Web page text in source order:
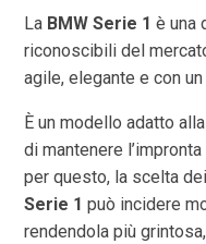
La BMW Serie 1 è una
riconoscibili del
agile, elegante e con
È un modello adatto
di mantenere
per questo, la scelta dei
Serie 1 può incidere
rendendola più